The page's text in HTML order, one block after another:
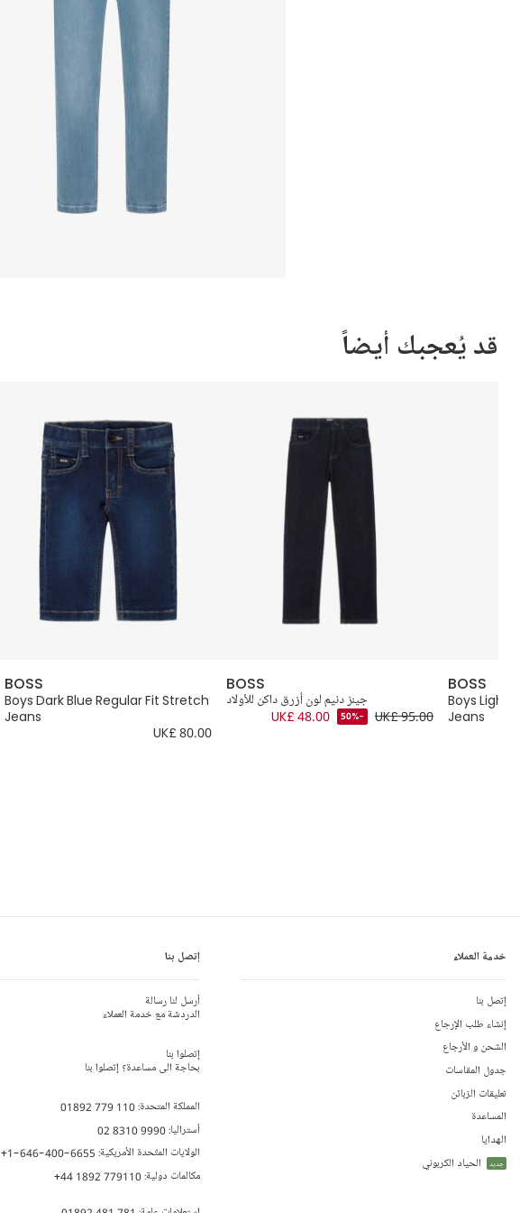
قد يُعجبك أيضاً
BOSS
Boys Dark Blue Regular Fit Stretch
Jeans
UK£ 80.00
BOSS
جينز دنيم لون أزرق داكن للأولاد
UK£ 95.00
-50%
UK£ 48.00
BOSS
Boys Light
Jeans
خدمة العملاء
إتصل بنا
إنشاء طلب الإرجاع
الشحن و الأرجاع
جدول المقاسات
تعليقات الزبائن
المساعدة
الهدايا
جديد الحياد الكربوني
إتصل بنا
أرسل لنا رسالة
الدردشة مع خدمة العملاء
إتصلوا بنا
بحاجة الى مساعدة؟ إتصلوا بنا
المملكة المتحدة:01892 779 110
أستراليا:02 8310 9990
الولايات المتّحدة الأمريكية: +1-646-400-6655
مكالمات دولية:+44 1892 779110